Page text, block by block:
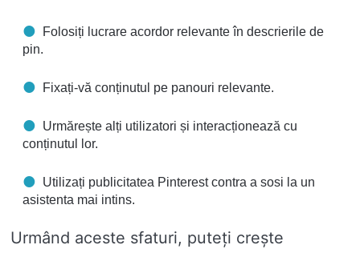
Folosiți lucrare acordor relevante în descrierile de
pin.
Fixați-vă conținutul pe panouri relevante.
Urmărește alți utilizatori și interacționează cu
conținutul lor.
Utilizați publicitatea Pinterest contra a sosi la un
asistenta mai intins.
Urmând aceste sfaturi, puteți crește